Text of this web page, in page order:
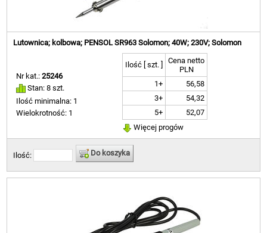
Lutownica; kolbowa; PENSOL SR963 Solomon; 40W; 230V; Solomon
Nr kat.:25246
Stan: 8 szt.
Ilość minimalna: 1
Wielokrotność: 1
Ilość [ szt. ]
Cena netto
PLN
1+
56,58
3+
54,32
5+
52,07
Więcej progów
Ilość: Do koszyka